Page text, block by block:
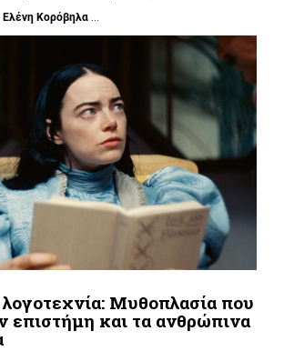
Ελένη Κορόβηλα ...
λογοτεχνία: Μυθοπλασία που
επιστήμη και τα ανθρώπινα